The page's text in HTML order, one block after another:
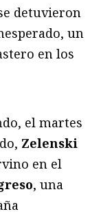
detuvieron
un
en los
el martes
Zelenski
en el
, una